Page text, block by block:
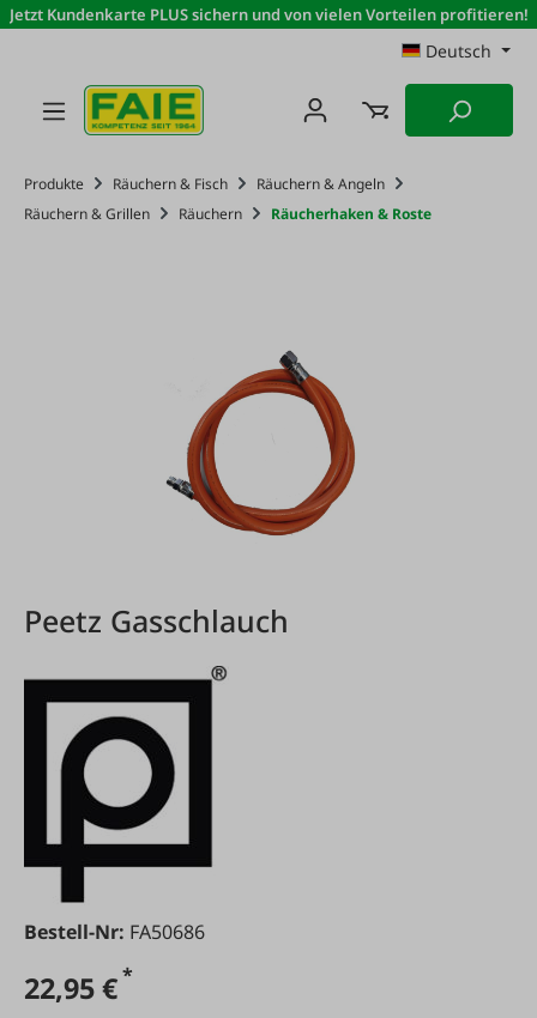
Zum Hauptinhalt springen
Jetzt Kundenkarte PLUS sichern und von vielen Vorteilen profitieren!
Deutsch
Produkte Räuchern & Fisch
Räuchern & Angeln
Räuchern & Grillen
Räuchern Räucherhaken & Roste
Peetz Gasschlauch
Bestell-Nr: FA50686
22,95 €*